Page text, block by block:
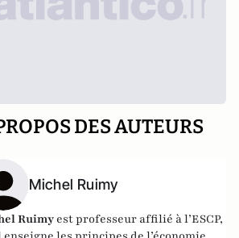
DES AUTEURS
Michel Ruimy
Ruimy est professeur affilié à l’ESCP,